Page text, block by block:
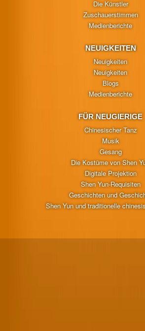
Die Künstler
Zuschauerstimmen
Medienberichte
NEUIGKEITEN
Neuigkeiten
Neuigkeiten
Blogs
Medienberichte
FÜR NEUGIERIGE
Chinesischer Tanz
Musik
Gesang
Die Kostüme von Shen
Digitale Projektion
Shen Yun-Requisiten
Geschichten und
Shen Yun und traditionelle